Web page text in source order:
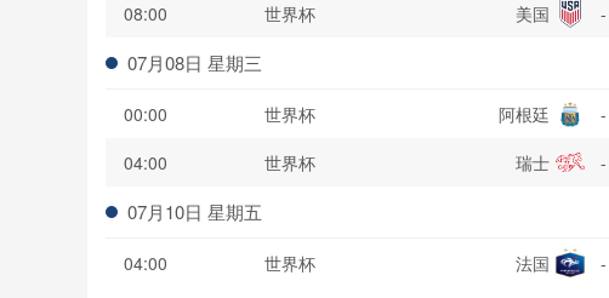
08:00
世界杯 美国 -
07月08日 星期三
00:00 世界杯 阿根廷 -
04:00
世界杯 瑞士 -
07月10日 星期五
04:00 世界杯 法国 -